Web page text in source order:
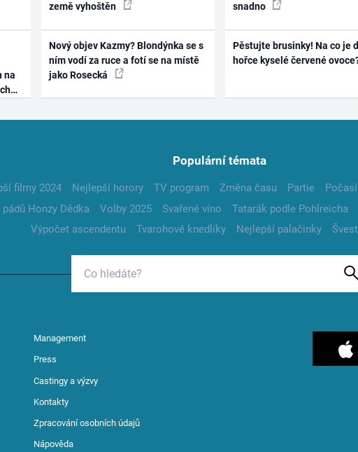
na
země vyhoštěn
Nový objev Kazmy? Blondýnka se s
ním vodí za ruce a fotí se na místě
jako Rosecká
snadno
Pěstujte brusinky! Na co je
hořce kyselé červené
Populární témata
filmy 2024 Nejlepší horory TV program Změna času Partie Počasí
pádů Honzy Dědka Volby 2025 Svařené víno Tatarák podle Pohlreicha
Výpočet ascendentu
Tvarohové knedlíky Nejlepší palačinky
Management
Press
Castingy a výzvy
Kontakty
Zpracování osobních údajů
Nápověda